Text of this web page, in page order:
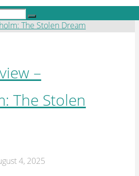
Suchen
Rethinking
and
we
–
The Stolen
4, 2025